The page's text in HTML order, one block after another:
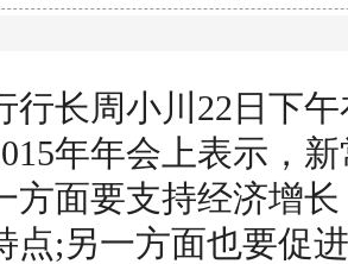
长周小川22日下午
年年会上表示，
方面要支持经济增
点;另一方面也要促